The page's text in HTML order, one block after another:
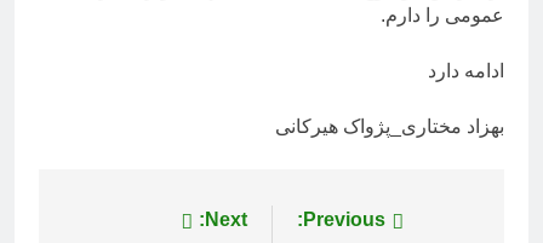
عمومی را دارم.
ادامه دارد
بهزاد مختاری_پژواک هیرکانی
راهبری Previous:
Next: